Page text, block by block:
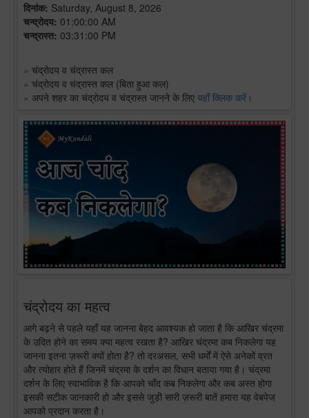
दिनांक: Saturday, August 8, 2026
चन्द्रोदय: 01:00:00 AM
चन्द्रास्त: 03:31:00 PM
» चंद्रोदय व चंद्रास्त कल
» चंद्रोदय व चंद्रास्त कल (बिता हुआ कल)
» अपने शहर का चंद्रोदय व चंद्रास्त जानने के लिए यहाँ क्लिक करें।
चंद्रोदय का महत्व
आगे बढ़ने से पहले यहाँ यह जानना बेहद आवश्यक हो जाता है कि आखिर चंद्रमा
के उदित होने का समय क्या महत्व रखता है? आखिर चंद्रमा कब निकलेगा यह
जानना इतना ज़रूरी क्यों होता है? तो दरअसल, सभी धर्मों में ऐसे अनेकों व्रत
और त्योहार होते हैं जिनमें चंद्रमा के दर्शन का विधान बताया गया है। चंद्रमा
दर्शन के लिए स्वाभाविक है कि आपको चाँद कब निकलेगा और कब अस्त होगा
इसकी सटीक जानकारी हो और इससे जुड़ी सारी ज़रूरी बातें हमारा यह वेबपेज
आपको प्रदान करता है।